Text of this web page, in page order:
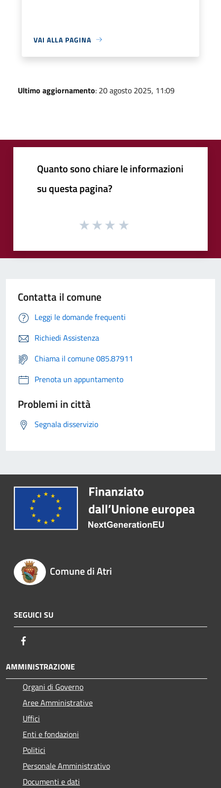
VAI ALLA PAGINA
Ultimo aggiornamento: 20 agosto 2025, 11:09
Quanto sono chiare le informazioni
su questa pagina?
Contatta il comune
Leggi le domande frequenti
Richiedi Assistenza
Chiama il comune 085.87911
Prenota un appuntamento
Problemi in città
Segnala disservizio
Comune di Atri
SEGUICI SU
AMMINISTRAZIONE
Organi di Governo
Aree Amministrative
Uffici
Enti e fondazioni
Politici
Personale Amministrativo
Documenti e dati